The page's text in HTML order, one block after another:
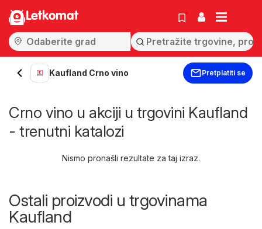
Letkomat
Kaufland Crno vino Pretplatiti se
Crno vino u akciji u trgovini Kaufland
- trenutni katalozi
Nismo pronašli rezultate za taj izraz.
Ostali proizvodi u trgovinama
Kaufland